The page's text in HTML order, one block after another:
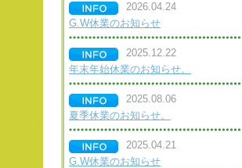
2026.04.24
G.W休業のお知らせ
2025.12.22
年末年始休業のお知らせ。
2025.08.06
夏季休業のお知らせ。
2025.04.21
G.W休業のお知らせ